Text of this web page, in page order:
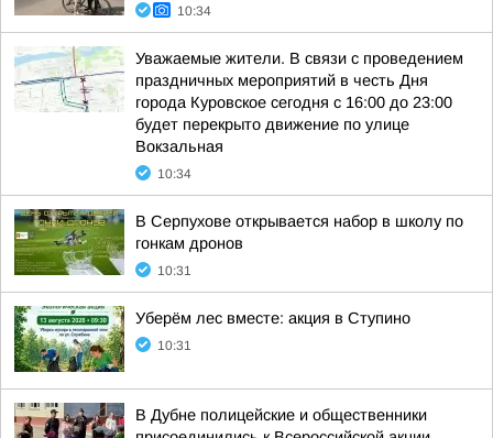
10:34
Уважаемые жители. В связи с проведением
праздничных мероприятий в честь Дня
города Куровское сегодня с 16:00 до 23:00
будет перекрыто движение по улице
Вокзальная
10:34
В Серпухове открывается набор в школу по
гонкам дронов
10:31
Уберём лес вместе: акция в Ступино
10:31
В Дубне полицейские и общественники